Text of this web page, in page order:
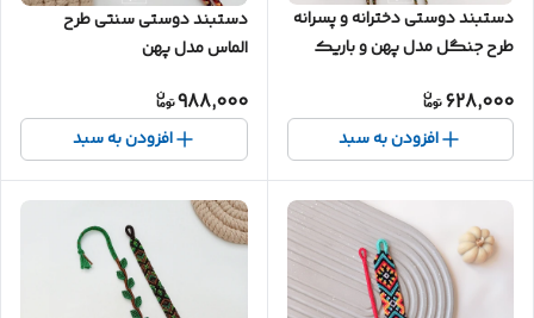
دستبند دوستی دخترانه و پسرانه
طرح جنگل مدل پهن و باریک
628,000
افزودن به سبد
دستبند دوستی سنتی طرح
الماس مدل پهن
988,000
افزودن به سبد